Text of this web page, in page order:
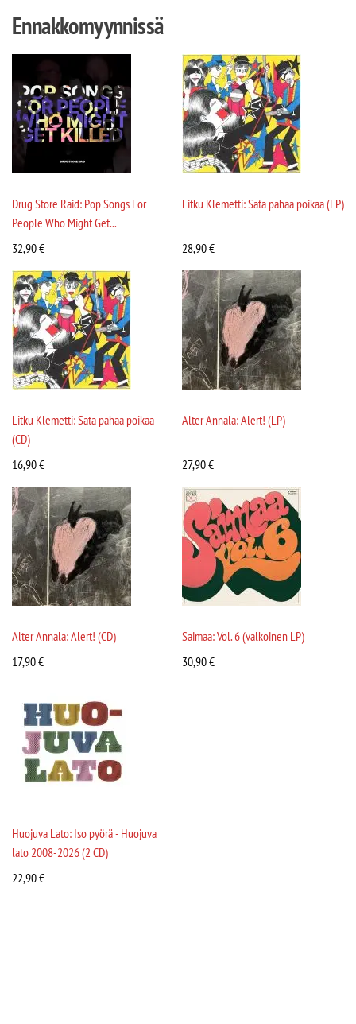
Ennakkomyynnissä
Drug Store Raid: Pop Songs For
People Who Might Get...
32,90€
Litku Klemetti: Sata pahaa poikaa (LP)
28,90€
Litku Klemetti: Sata pahaa poikaa
(CD)
16,90€
Alter Annala: Alert! (LP)
27,90€
Alter Annala: Alert! (CD)
17,90€
Saimaa: Vol. 6 (valkoinen LP)
30,90€
Huojuva Lato: Iso pyörä - Huojuva
lato 2008-2026 (2 CD)
22,90€